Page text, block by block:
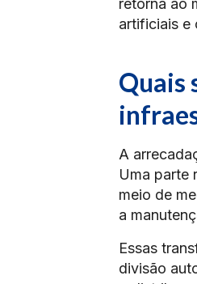
retorna ao
artificiais e
Quais
A
Uma parte
meio de
a
Essas
divisão